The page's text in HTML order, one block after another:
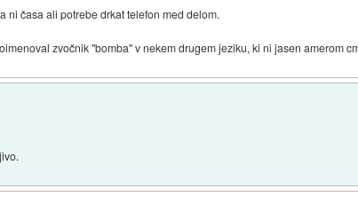
ni časa ali potrebe drkat telefon med delom.
zvočnik "bomba" v nekem drugem jeziku, ki ni jasen amerom